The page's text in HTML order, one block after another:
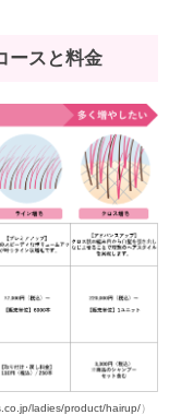
ースと料金
ladies/product/hairup/）